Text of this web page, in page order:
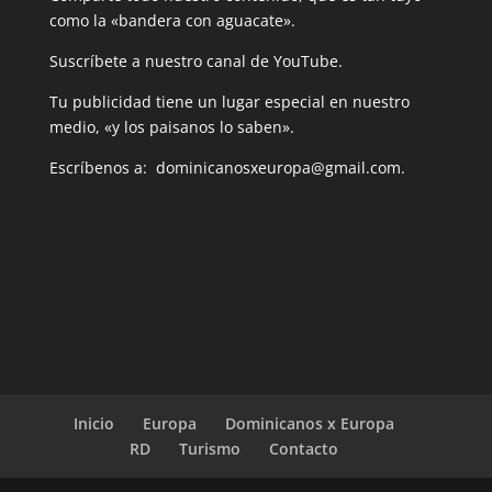
como la «bandera con aguacate».
Suscríbete a nuestro canal de YouTube.
Tu publicidad tiene un lugar especial en nuestro
medio, «y los paisanos lo saben».
Escríbenos a: dominicanosxeuropa@gmail.com.
Inicio Europa
Dominicanos x Europa
RD
Turismo Contacto